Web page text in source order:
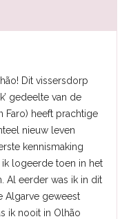
Dit vissersdorp
gedeelte van de
Faro) heeft prachtige
nieuw leven
kennismaking
logeerde toen in het
Al eerder was ik in dit
Algarve geweest
ik nooit in Olhão